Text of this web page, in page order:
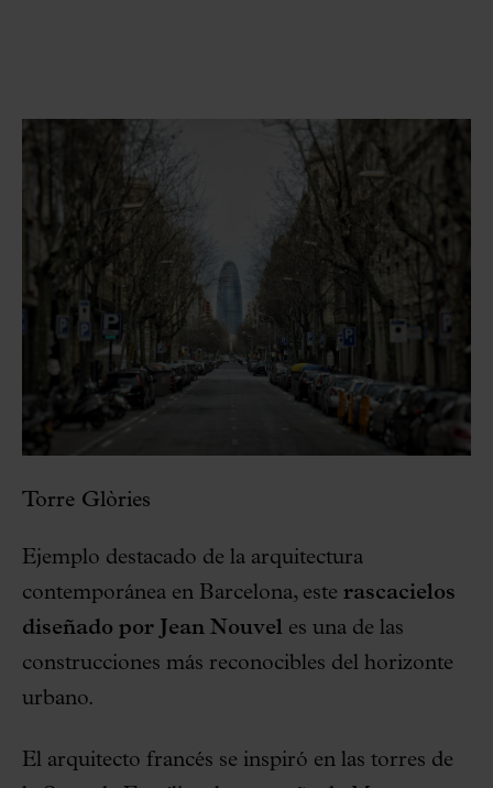
Torre Glòries
Ejemplo destacado de la arquitectura
contemporánea en Barcelona, este rascacielos
diseñado por Jean Nouvel es una de las
construcciones más reconocibles del horizonte
urbano.
El arquitecto francés se inspiró en las torres de